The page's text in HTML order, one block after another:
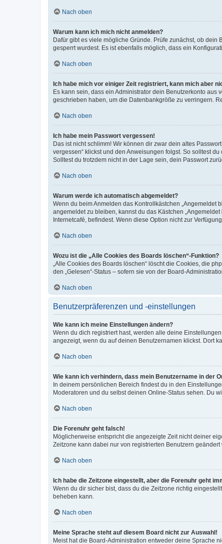
Nach oben
Warum kann ich mich nicht anmelden?
Dafür gibt es viele mögliche Gründe. Prüfe zunächst, ob
gesperrt wurdest. Es ist ebenfalls möglich, dass ein
Nach oben
Ich habe mich vor einiger Zeit registriert, kann mich aber
Es kann sein, dass ein Administrator dein Benutzerkonto
geschrieben haben, um die Datenbankgröße zu verringern.
Nach oben
Ich habe mein Passwort vergessen!
Das ist nicht schlimm! Wir können dir zwar dein altes
vergessen“ klickst und den Anweisungen folgst. So solltest
Solltest du trotzdem nicht in der Lage sein, dein Passwort
Nach oben
Warum werde ich automatisch abgemeldet?
Wenn du beim Anmelden das Kontrollkästchen
angemeldet zu bleiben, kannst du das Kästchen
Internetcafé, befindest. Wenn diese Option nicht zur
Nach oben
Wozu ist die „Alle Cookies des Boards löschen“-Funktion?
„Alle Cookies des Boards löschen“ löscht die Cookies, die
den „Gelesen“-Status – sofern sie von der Board-
Nach oben
Benutzerpräferenzen und -einstellungen
Wie kann ich meine Einstellungen ändern?
Wenn du dich registriert hast, werden alle deine
angezeigt, wenn du auf deinen Benutzernamen klickst. Dort
Nach oben
Wie kann ich verhindern, dass mein Benutzername in der
In deinem persönlichen Bereich findest du in den
Moderatoren und du selbst deinen Online-Status sehen. Du
Nach oben
Die Forenuhr geht falsch!
Möglicherweise entspricht die angezeigte Zeit nicht deiner
Zeitzone kann dabei nur von registrierten Benutzern
Nach oben
Ich habe die Zeitzone eingestellt, aber die Forenuhr geht
Wenn du dir sicher bist, dass du die Zeitzone richtig
beheben kann.
Nach oben
Meine Sprache steht auf diesem Board nicht zur Auswahl!
Meist hat die Board-Administration entweder deine Sprache